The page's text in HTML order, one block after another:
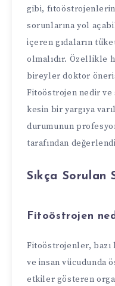
gibi,
sorunlarına yol
içeren gıdaların
olmalıdır. Özellikle
bireyler doktor
Fitoöstrojen nedir ve
kesin bir yargıya
durumunun
tarafından
Sıkça Sorulan
Fitoöstrojen
Fitoöstrojenler, bazı
ve insan vücudunda
etkiler gösteren